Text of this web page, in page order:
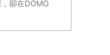
卻在DOMO